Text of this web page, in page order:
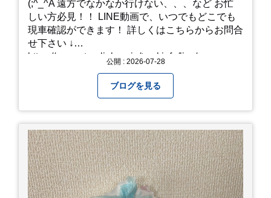
(;^_^A 遠方でなかなか行けない、、、など お忙
しい方必見！！ LINE動画で、いつでもどこでも
現車確認ができます！ 詳しくはこちらからお問合
せ下さい ↓
https://www.steerlink.co.jp/truckinfo/live/
公開 : 2026-07-28
ブログを見る